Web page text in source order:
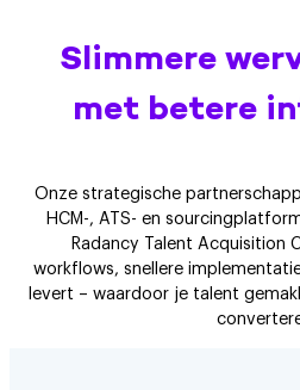
Slimmere
met betere
Onze strategische
HCM-, ATS- en
Radancy Talent Acquisition
workflows, snellere
levert – waardoor je talent